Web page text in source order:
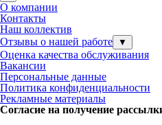
О компании
Контакты
Наш коллектив
Отзывы о нашей работе
▼
Оценка качества обслуживания
Вакансии
Персональные данные
Политика конфиденциальности
Рекламные материалы
Согласие на получение